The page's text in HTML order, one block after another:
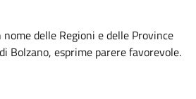
nome delle Regioni e delle Province
Bolzano, esprime parere favorevole.